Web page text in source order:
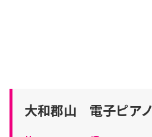
大和郡山 電子ピアノ